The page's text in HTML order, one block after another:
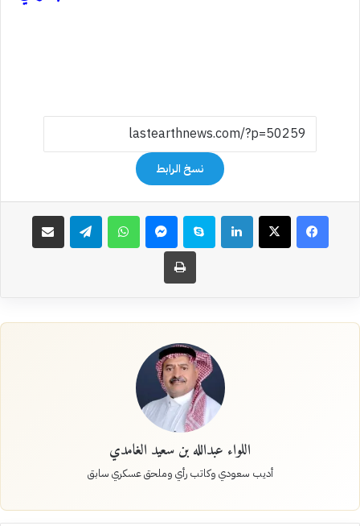
نسخ الرابط
فيسبوك‫X لينكدإن سكايب ماسنجر واتساب تيلقرام مشاركة عبر البريد
طباعة
اللواء عبدالله بن سعيد الغامدي
أديب سعودي وكاتب رأي وملحق عسكري سابق